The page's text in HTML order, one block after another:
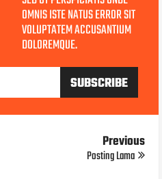
OMNIS ISTE NATUS ERROR SIT
VOLUPTATEM ACCUSANTIUM
DOLOREMQUE.
Previous
Posting Lama